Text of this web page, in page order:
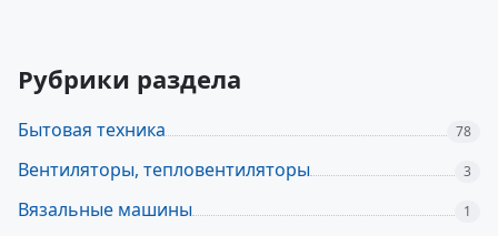
Рубрики раздела
Бытовая техника 78
Вентиляторы, тепловентиляторы 3
Вязальные машины 1